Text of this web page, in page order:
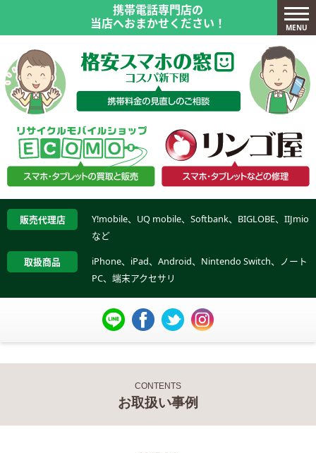
携帯電話専門店の
当店へおまかせください！
販売代理店
Y!mobile、UQ mobile、Softbank、BIGLOBE、IIJmio
など
取扱商品
iPhone、iPad、Android、Nintendo Switch、ノート
PC、端末アクセサリ
MENU
CONTENTS
お取扱い事例